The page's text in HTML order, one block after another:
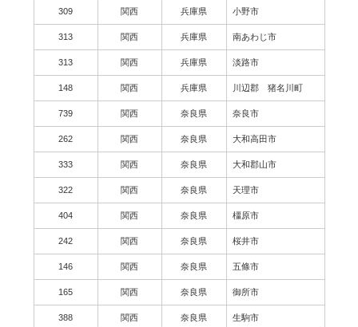
309 関西 兵庫県 小野市
313 関西 兵庫県 南あわじ市
313 関西 兵庫県 淡路市
148 関西 兵庫県 川辺郡 猪名川町
739 関西 奈良県 奈良市
262 関西 奈良県 大和高田市
333 関西 奈良県 大和郡山市
322 関西 奈良県 天理市
404 関西 奈良県 橿原市
242 関西 奈良県 桜井市
146 関西 奈良県 五條市
165 関西 奈良県 御所市
388 関西 奈良県 生駒市